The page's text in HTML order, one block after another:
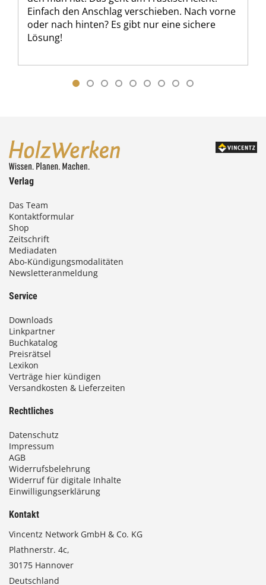
Einfach den Anschlag verschieben. Nach vorne
oder nach hinten? Es gibt nur eine sichere
Lösung!
Verlag
Das Team
Kontaktformular
Shop
Zeitschrift
Mediadaten
Abo-Kündigungsmodalitäten
Newsletteranmeldung
Service
Downloads
Linkpartner
Buchkatalog
Preisrätsel
Lexikon
Verträge hier kündigen
Versandkosten & Lieferzeiten
Rechtliches
Datenschutz
Impressum
AGB
Widerrufsbelehrung
Widerruf für digitale Inhalte
Einwilligungserklärung
Kontakt
Vincentz Network GmbH & Co. KG
Plathnerstr. 4c,
30175 Hannover
Deutschland